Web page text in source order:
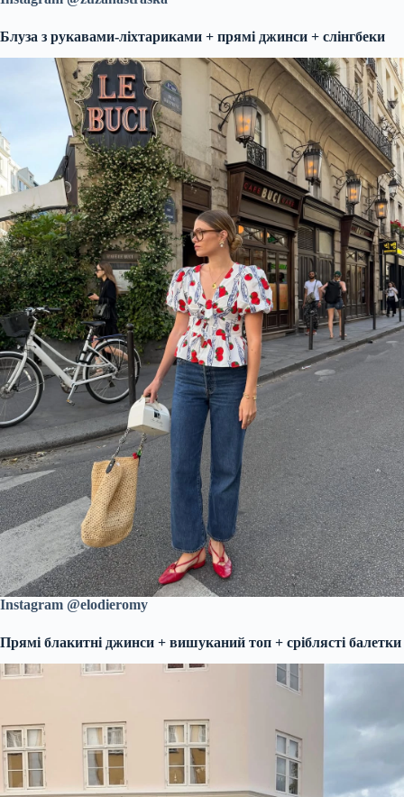
Блуза з рукавами-ліхтариками + прямі джинси + слінгбеки
Instagram @elodieromy
Прямі блакитні джинси + вишуканий топ + сріблясті балетки